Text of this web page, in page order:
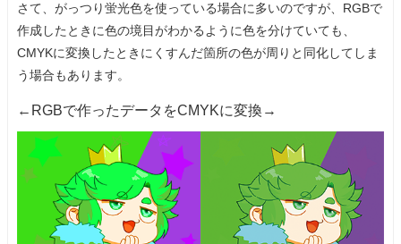
さて、がっつり蛍光色を使っている場合に多いのですが、RGBで
作成したときに色の境目がわかるように色を分けていても、
CMYKに変換したときにくすんだ箇所の色が周りと同化してしま
う場合もあります。
←RGBで作ったデータをCMYKに変換→